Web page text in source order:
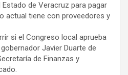
Estado de Veracruz para pagar
actual tiene con proveedores y
si el Congreso local aprueba
Javier Duarte de
de Finanzas y